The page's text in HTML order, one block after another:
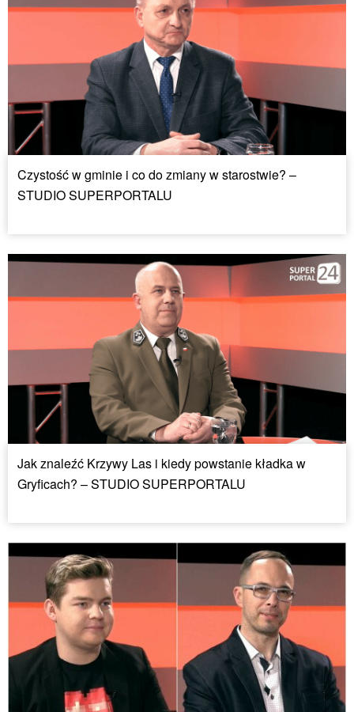
Czystość w gminie i co do zmiany w starostwie? –
STUDIO SUPERPORTALU
Jak znaleźć Krzywy Las i kiedy powstanie kładka w
Gryficach? – STUDIO SUPERPORTALU